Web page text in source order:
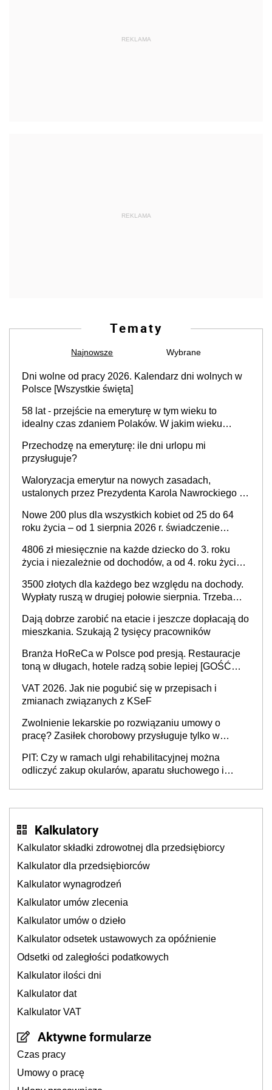
REKLAMA
REKLAMA
Tematy
Najnowsze Wybrane
Dni wolne od pracy 2026. Kalendarz dni wolnych w
Polsce [Wszystkie święta]
58 lat - przejście na emeryturę w tym wieku to
idealny czas zdaniem Polaków. W jakim wieku
Przechodzę na emeryturę: ile dni urlopu mi
przysługuje?
Waloryzacja emerytur na nowych zasadach,
ustalonych przez Prezydenta Karola Nawrockiego –
podwyżka świadczeń?
Nowe 200 plus dla wszystkich kobiet od 25 do 64
roku życia – od 1 sierpnia 2026 r. świadczenie
4806 zł miesięcznie na każde dziecko do 3. roku
życia i niezależnie od dochodów, a od 4. roku życia
spadku liczby urodzeń w Polsce
3500 złotych dla każdego bez względu na dochody.
Wypłaty ruszą w drugiej połowie sierpnia. Trzeba
Dają dobrze zarobić na etacie i jeszcze dopłacają do
mieszkania. Szukają 2 tysięcy pracowników
Branża HoReCa w Polsce pod presją. Restauracje
toną w długach, hotele radzą sobie lepiej [GOŚĆ
VAT 2026. Jak nie pogubić się w przepisach i
zmianach związanych z KSeF
Zwolnienie lekarskie po rozwiązaniu umowy o
pracę? Zasiłek chorobowy przysługuje tylko w
stosunku pracy
PIT: Czy w ramach ulgi rehabilitacyjnej można
odliczyć zakup okularów, aparatu słuchowego i
Kalkulatory
Kalkulator składki zdrowotnej dla przedsiębiorcy
Kalkulator dla przedsiębiorców
Kalkulator wynagrodzeń
Kalkulator umów zlecenia
Kalkulator umów o dzieło
Kalkulator odsetek ustawowych za opóźnienie
Odsetki od zaległości podatkowych
Kalkulator ilości dni
Kalkulator dat
Kalkulator VAT
Aktywne formularze
Czas pracy
Umowy o pracę